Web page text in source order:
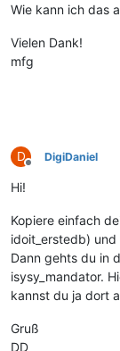
Wie kann ich das
Vielen Dank!
mfg
D
Offline
DigiDaniel
Hi!
Kopiere einfach
idoit_erstedb)
Dann gehts du in
isysy_mandator.
kannst du ja dort
Gruß
DD